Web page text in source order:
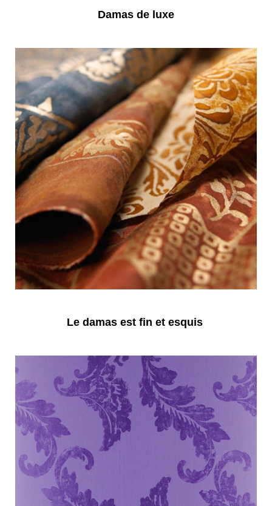
Damas de luxe
Le damas est fin et esquis